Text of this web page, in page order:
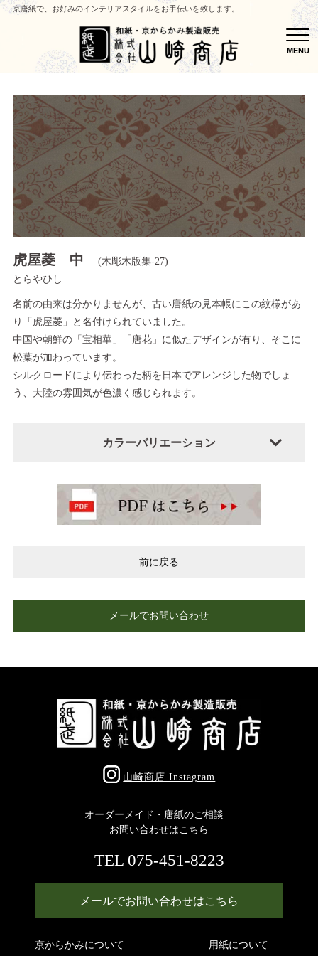
京唐紙で、お好みのインテリアスタイルをお手伝いを致します。
MENU
虎屋菱 中
(木彫木版集-27)
とらやひし
名前の由来は分かりませんが、古い唐紙の見本帳にこの紋様があ
り「虎屋菱」と名付けられていました。
中国や朝鮮の「宝相華」「唐花」に似たデザインが有り、そこに
松葉が加わっています。
シルクロードにより伝わった柄を日本でアレンジした物でしょ
う、大陸の雰囲気が色濃く感じられます。
カラーバリエーション
前に戻る
メールでお問い合わせ
山崎商店 Instagram
オーダーメイド・唐紙のご相談
お問い合わせはこちら
TEL 075-451-8223
メールでお問い合わせはこちら
京からかみについて 用紙について